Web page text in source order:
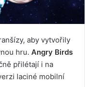
aby vytvořily
hru. Angry Birds
přilétají i na
laciné mobilní